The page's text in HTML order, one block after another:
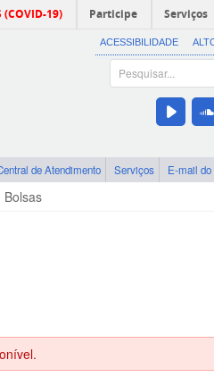
(COVID-19) Participe Serviços
ACESSIBILIDADE
de Atendimento Serviços E-mail
Bolsas